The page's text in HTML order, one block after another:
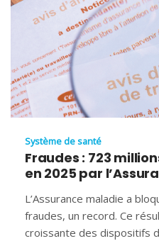
Système de santé
Fraudes : 723
en 2025 par
L’Assurance maladie a
fraudes, un record. Ce
croissante des dispositifs